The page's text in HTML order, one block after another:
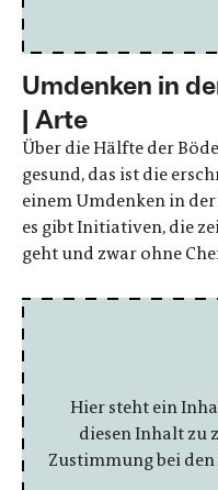
Umdenken in
| Arte
Über die Hälfte der
gesund, das ist die
einem Umdenken in
es gibt Initiativen, die
geht und zwar ohne
Hier steht ein
diesen Inhalt zu
Zustimmung bei